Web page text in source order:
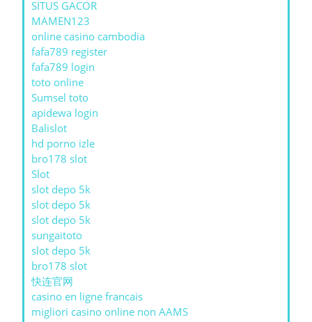
SITUS GACOR
MAMEN123
online casino cambodia
fafa789 register
fafa789 login
toto online
Sumsel toto
apidewa login
Balislot
hd porno izle
bro178 slot
Slot
slot depo 5k
slot depo 5k
slot depo 5k
sungaitoto
slot depo 5k
bro178 slot
快连官网
casino en ligne francais
migliori casino online non AAMS